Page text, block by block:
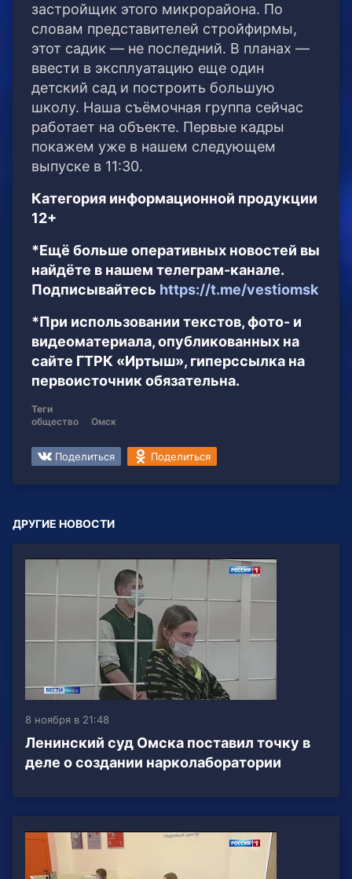
застройщик этого микрорайона. По
словам представителей стройфирмы,
этот садик — не последний. В планах —
ввести в эксплуатацию еще один
детский сад и построить большую
школу. Наша съёмочная группа сейчас
работает на объекте. Первые кадры
покажем уже в нашем следующем
выпуске в 11:30.
Категория информационной продукции
12+
*Ещё больше оперативных новостей вы
найдёте в нашем телеграм-канале.
Подписывайтесь https://t.me/vestiomsk
*При использовании текстов, фото- и
видеоматериала, опубликованных на
сайте ГТРК «Иртыш», гиперссылка на
первоисточник обязательна.
Теги
общество
Омск
Поделиться Поделиться
ДРУГИЕ НОВОСТИ
8 ноября в 21:48
Ленинский суд Омска поставил точку в
деле о создании нарколаборатории